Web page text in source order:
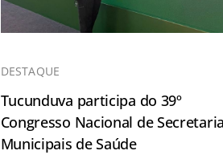
DESTAQUE
Tucunduva participa do 39º
Congresso Nacional de
Municipais de Saúde